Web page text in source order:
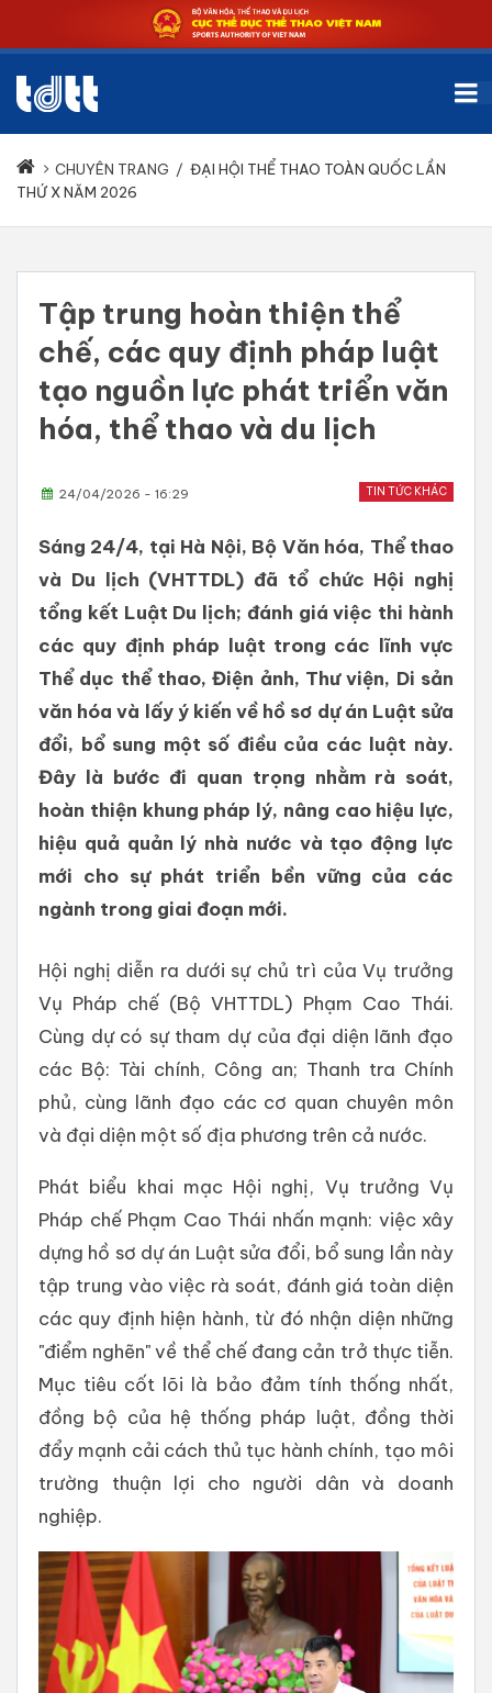
CHUYÊN TRANG / ĐẠI HỘI THỂ THAO TOÀN QUỐC LẦN
THỨ X NĂM 2026
Tập trung hoàn thiện thể
chế, các quy định pháp luật
tạo nguồn lực phát triển văn
hóa, thể thao và du lịch
TIN TỨC KHÁC
24/04/2026 - 16:29
Sáng 24/4, tại Hà Nội, Bộ Văn hóa, Thể thao
và Du lịch (VHTTDL) đã tổ chức Hội nghị
tổng kết Luật Du lịch; đánh giá việc thi hành
các quy định pháp luật trong các lĩnh vực
Thể dục thể thao, Điện ảnh, Thư viện, Di sản
văn hóa và lấy ý kiến về hồ sơ dự án Luật sửa
đổi, bổ sung một số điều của các luật này.
Đây là bước đi quan trọng nhằm rà soát,
hoàn thiện khung pháp lý, nâng cao hiệu lực,
hiệu quả quản lý nhà nước và tạo động lực
mới cho sự phát triển bền vững của các
ngành trong giai đoạn mới.
Hội nghị diễn ra dưới sự chủ trì của Vụ trưởng
Vụ Pháp chế (Bộ VHTTDL) Phạm Cao Thái.
Cùng dự có sự tham dự của đại diện lãnh đạo
các Bộ: Tài chính, Công an; Thanh tra Chính
phủ, cùng lãnh đạo các cơ quan chuyên môn
và đại diện một số địa phương trên cả nước.
Phát biểu khai mạc Hội nghị, Vụ trưởng Vụ
Pháp chế Phạm Cao Thái nhấn mạnh: việc xây
dựng hồ sơ dự án Luật sửa đổi, bổ sung lần này
tập trung vào việc rà soát, đánh giá toàn diện
các quy định hiện hành, từ đó nhận diện những
"điểm nghẽn" về thể chế đang cản trở thực tiễn.
Mục tiêu cốt lõi là bảo đảm tính thống nhất,
đồng bộ của hệ thống pháp luật, đồng thời
đẩy mạnh cải cách thủ tục hành chính, tạo môi
trường thuận lợi cho người dân và doanh
nghiệp.